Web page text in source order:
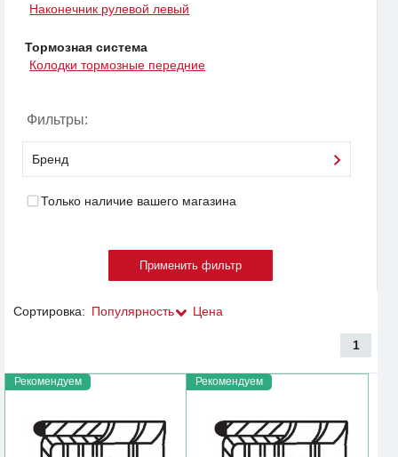
Наконечник рулевой левый
Тормозная система
Колодки тормозные передние
Фильтры:
Бренд
Только наличие вашего магазина
Сортировка: Популярность Цена
1
Рекомендуем Рекомендуем